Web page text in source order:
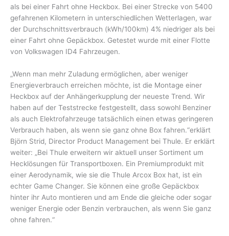
als bei einer Fahrt ohne Heckbox. Bei einer Strecke von 5400
gefahrenen Kilometern in unterschiedlichen Wetterlagen, war
der Durchschnittsverbrauch (kWh/100km) 4% niedriger als bei
einer Fahrt ohne Gepäckbox. Getestet wurde mit einer Flotte
von Volkswagen ID4 Fahrzeugen.
„Wenn man mehr Zuladung ermöglichen, aber weniger
Energieverbrauch erreichen möchte, ist die Montage einer
Heckbox auf der Anhängerkupplung der neueste Trend. Wir
haben auf der Teststrecke festgestellt, dass sowohl Benziner
als auch Elektrofahrzeuge tatsächlich einen etwas geringeren
Verbrauch haben, als wenn sie ganz ohne Box fahren.“erklärt
Björn Strid, Director Product Management bei Thule. Er erklärt
weiter: „Bei Thule erweitern wir aktuell unser Sortiment um
Hecklösungen für Transportboxen. Ein Premiumprodukt mit
einer Aerodynamik, wie sie die Thule Arcox Box hat, ist ein
echter Game Changer. Sie können eine große Gepäckbox
hinter ihr Auto montieren und am Ende die gleiche oder sogar
weniger Energie oder Benzin verbrauchen, als wenn Sie ganz
ohne fahren.“